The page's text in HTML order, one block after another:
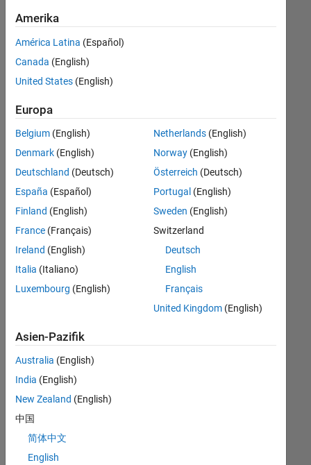
Inside Sales
Sales Operations
Finance and Operations
Legal
Derzeit
es
keine
offenen
Stellen,
Ihren
Suchkriterien
entsprechen.
können
die
Suchkriterien
weiter
fassen
oder
alle
Stellenangebote
anzeigen .
noch
keine
offenen
Stellen
können,
die
Ihren
Amerika
América Latina (Español)
Canada (English)
United States (English)
Europa
Belgium (English)
Denmark (English)
Deutschland (Deutsch)
España (Español)
Finland (English)
France (Français)
Ireland (English)
Italia (Italiano)
Luxembourg (English)
Netherlands(English)
Norway(English)
Österreich (Deutsch)
Portugal (English)
Sweden (English)
Switzerland
Deutsch
English
Français
United Kingdom(English)
Asien-Pazifik
Australia (English)
India (English)
New Zealand (English)
中国
简体中文
English